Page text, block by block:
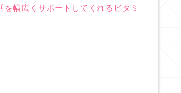
幅広くサポートしてくれるビタミ